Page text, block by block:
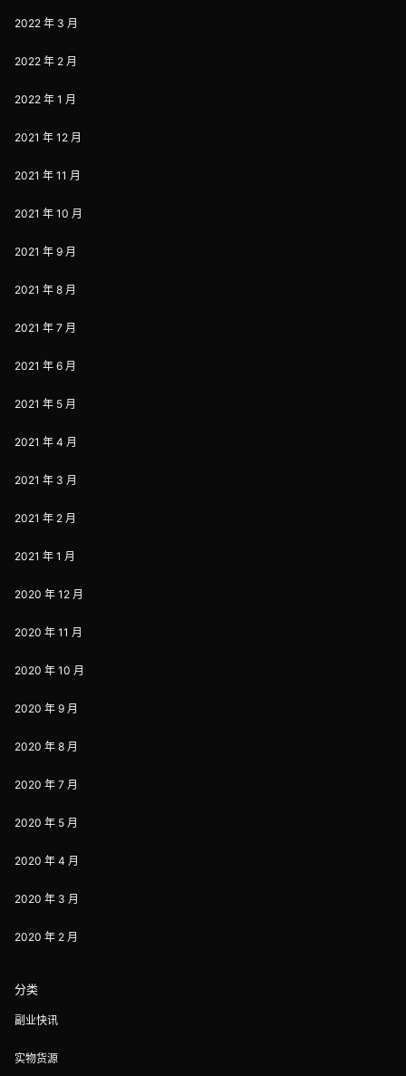
2022 年 3 月
2022 年 2 月
2022 年 1 月
2021 年 12 月
2021 年 11 月
2021 年 10 月
2021 年 9 月
2021 年 8 月
2021 年 7 月
2021 年 6 月
2021 年 5 月
2021 年 4 月
2021 年 3 月
2021 年 2 月
2021 年 1 月
2020 年 12 月
2020 年 11 月
2020 年 10 月
2020 年 9 月
2020 年 8 月
2020 年 7 月
2020 年 5 月
2020 年 4 月
2020 年 3 月
2020 年 2 月
分类
副业快讯
实物货源